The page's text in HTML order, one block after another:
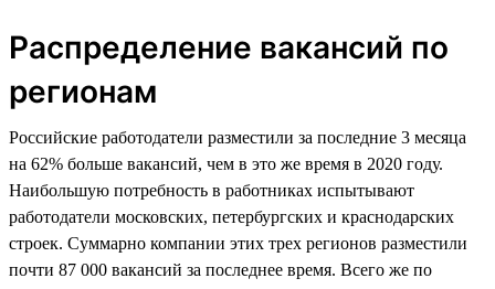
Распределение вакансий по
регионам
Российские работодатели разместили за последние 3 месяца
на 62% больше вакансий, чем в это же время в 2020 году.
Наибольшую потребность в работниках испытывают
работодатели московских, петербургских и краснодарских
строек. Суммарно компании этих трех регионов разместили
почти 87 000 вакансий за последнее время. Всего же по